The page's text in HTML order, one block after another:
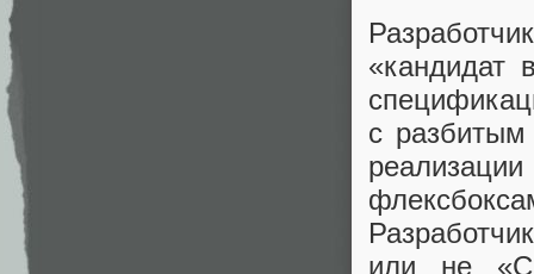
с разбитым
или не